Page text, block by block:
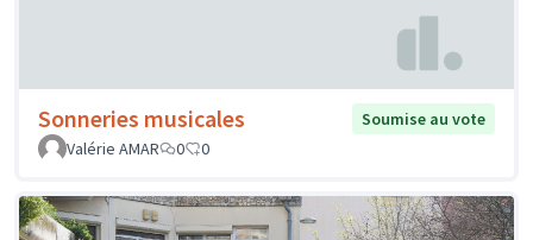
Sonneries musicales
Soumise au vote
Valérie AMAR
0 0